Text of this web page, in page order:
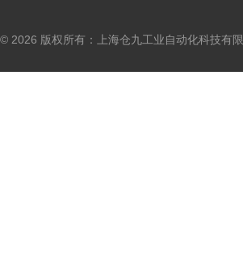
© 2026 版权所有：上海仓九工业自动化科技有